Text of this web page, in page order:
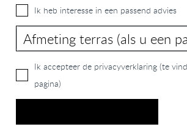
Ik heb interesse in een passend advies
Ik accepteer de privacyverklaring (te
pagina)